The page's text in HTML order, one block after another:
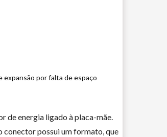
expansão por falta de espaço
de energia ligado à placa-mãe.
conector possui um formato, que